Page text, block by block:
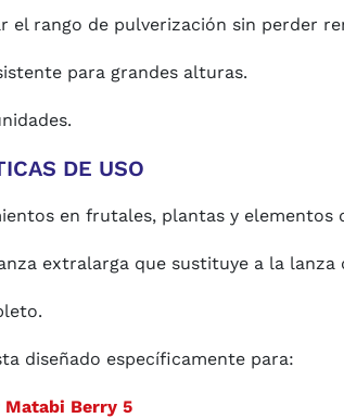
el rango de pulverización sin perder
para grandes alturas.
DE USO
en frutales, plantas y elementos
extralarga que sustituye a la lanza
diseñado específicamente para:
Matabi Berry 5